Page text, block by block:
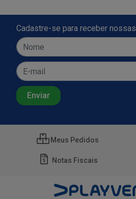
Cadastre-se para receber
Meus Pedidos
Notas Fiscais